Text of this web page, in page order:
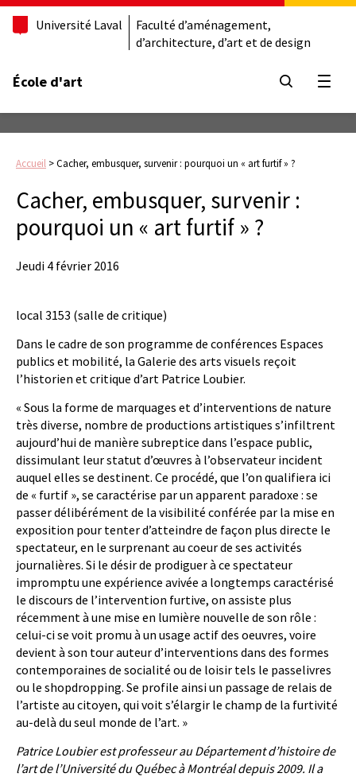
Université Laval
Faculté d’aménagement,
d’architecture, d’art et de design
École d'art
Accueil >Cacher, embusquer, survenir : pourquoi un « art furtif » ?
Cacher, embusquer, survenir :
pourquoi un « art furtif » ?
Jeudi 4 février 2016
local 3153 (salle de critique)
Dans le cadre de son programme de conférences Espaces
publics et mobilité, la Galerie des arts visuels reçoit
l’historien et critique d’art Patrice Loubier.
« Sous la forme de marquages et d’interventions de nature
très diverse, nombre de productions artistiques s’infiltrent
aujourd’hui de manière subreptice dans l’espace public,
dissimulant leur statut d’œuvres à l’observateur incident
auquel elles se destinent. Ce procédé, que l’on qualifiera ici
de « furtif », se caractérise par un apparent paradoxe : se
passer délibérément de la visibilité conférée par la mise en
exposition pour tenter d’atteindre de façon plus directe le
spectateur, en le surprenant au coeur de ses activités
journalières. Si le désir de prodiguer à ce spectateur
impromptu une expérience avivée a longtemps caractérisé
le discours de l’intervention furtive, on assiste plus
récemment à une mise en lumière nouvelle de son rôle :
celui-ci se voit promu à un usage actif des oeuvres, voire
devient à son tour auteur d’interventions dans des formes
contemporaines de socialité ou de loisir tels le passelivres
ou le shopdropping. Se profile ainsi un passage de relais de
l’artiste au citoyen, qui voit s’élargir le champ de la furtivité
au-delà du seul monde de l’art. »
Patrice Loubier est professeur au Département d’histoire de
l’art de l’Université du Québec à Montréal depuis 2009. Il a